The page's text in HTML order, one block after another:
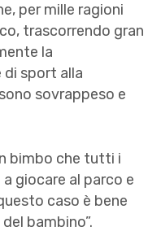
per mille ragioni
trascorrendo gran
la
di sport alla
sovrappeso e
bimbo che tutti i
giocare al parco e
caso è bene
bambino”.